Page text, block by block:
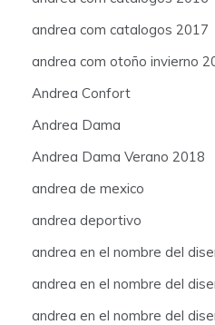
andrea com catalogos 2017
andrea com otoño invierno
Andrea Confort
Andrea Dama
Andrea Dama Verano 2018
andrea de mexico
andrea deportivo
andrea en el nombre del
andrea en el nombre del
andrea en el nombre del